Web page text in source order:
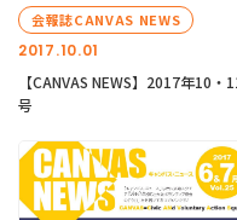
2017.10.01
会報誌CANVAS NEWS
【CANVAS NEWS】2017年10・
号